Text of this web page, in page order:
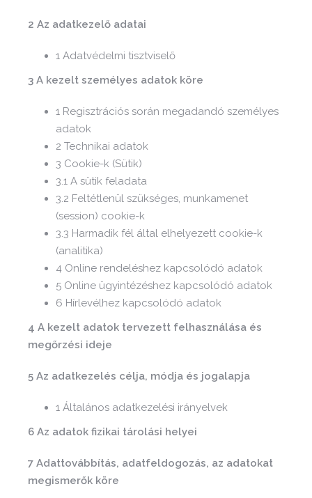
2 Az adatkezelő adatai
1 Adatvédelmi tisztviselő
3 A kezelt személyes adatok köre
1 Regisztrációs során megadandó személyes
adatok
2 Technikai adatok
3 Cookie-k (Sütik)
3.1 A sütik feladata
3.2 Feltétlenül szükséges, munkamenet
(session) cookie-k
3.3 Harmadik fél által elhelyezett cookie-k
(analitika)
4 Online rendeléshez kapcsolódó adatok
5 Online ügyintézéshez kapcsolódó adatok
6 Hírlevélhez kapcsolódó adatok
4 A kezelt adatok tervezett felhasználása és
megőrzési ideje
5 Az adatkezelés célja, módja és jogalapja
1 Általános adatkezelési irányelvek
6 Az adatok fizikai tárolási helyei
7 Adattovábbítás, adatfeldogozás, az adatokat
megismerők köre